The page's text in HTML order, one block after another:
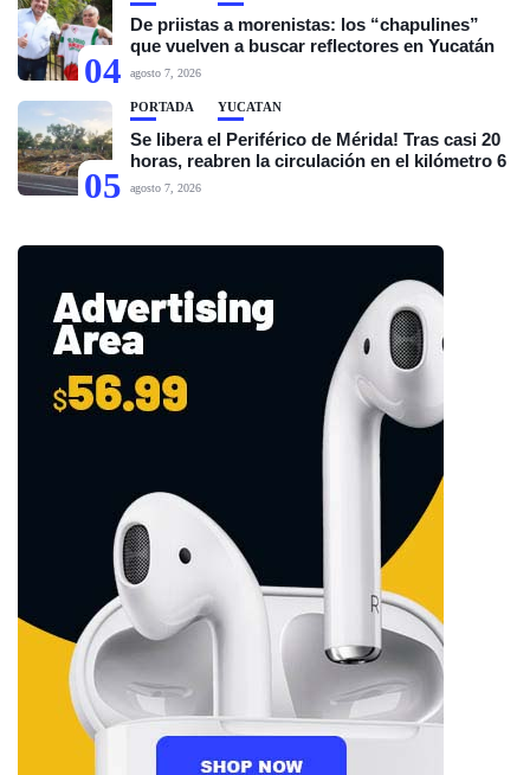
04
De priistas a morenistas: los “chapulines”
que vuelven a buscar reflectores en Yucatán
agosto 7, 2026
05
PORTADA YUCATÁN
Se libera el Periférico de Mérida! Tras casi 20
horas, reabren la circulación en el kilómetro 6
agosto 7, 2026